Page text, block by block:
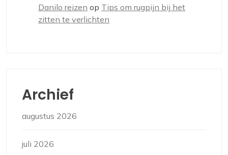
Danilo reizen op Tips om rugpijn bij het
zitten te verlichten
Archief
augustus 2026
juli 2026